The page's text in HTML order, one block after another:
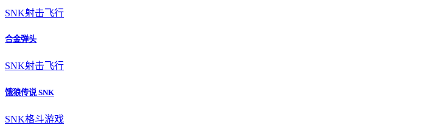
SNK射击飞行
合金弹头
SNK射击飞行
饿狼传说 SNK
SNK格斗游戏